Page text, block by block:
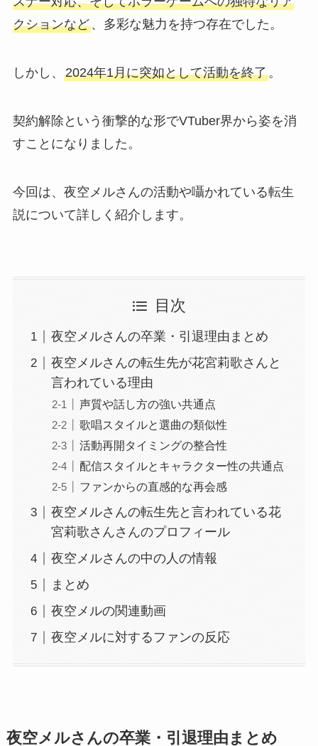
クションなど、多彩な魅力を持つ存在でした。
しかし、 2024年1月に突如として活動を終了。
契約解除という衝撃的な形でVTuber界から姿を消
すことになりました。
今回は、夜空メルさんの活動や囁かれている転生
説について詳しく紹介します。
目次
夜空メルさんの卒業・引退理由まとめ
夜空メルさんの転生先が花宮莉歌さんと
言われている理由
声質や話し方の強い共通点
歌唱スタイルと選曲の類似性
活動再開タイミングの整合性
配信スタイルとキャラクター性の共通点
ファンからの直感的な再会感
夜空メルさんの転生先と言われている花
宮莉歌さんさんのプロフィール
夜空メルさんの中の人の情報
まとめ
夜空メルの関連動画
夜空メルに対するファンの反応
夜空メルさんの卒業・引退理由まとめ